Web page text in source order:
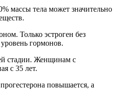
массы тела может значительно
Только эстроген без
гормонов.
стадии. Женщинам с
с 35 лет.
повышается, а